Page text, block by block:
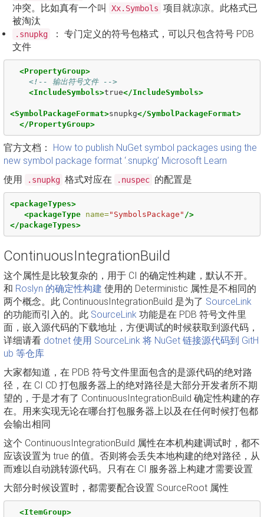
冲突。比如真有一个叫
Xx.Symbols 项目就凉凉。此格式已
被淘汰
.snupkg
： 专门定义的符号包格式，可以只包含符号 PDB
文件
<PropertyGroup>
<!-- 输出符号文件 -->
<IncludeSymbols>true</IncludeSymbols>
<SymbolPackageFormat>snupkg</SymbolPackageFormat>
</PropertyGroup>
官方文档： How to publish NuGet symbol packages using the
new symbol package format ‘.snupkg’ Microsoft Learn
使用
.snupkg 格式对应在 .nuspec 的配置是
<packageTypes>
<packageType
name="SymbolsPackage" />
</packageTypes>
ContinuousIntegrationBuild
这个属性是比较复杂的，用于 CI 的确定性构建，默认不开。
和 Roslyn 的确定性构建 使用的 Deterministic 属性是不相同的
两个概念。此 ContinuousIntegrationBuild 是为了 SourceLink
的功能而引入的。此 SourceLink 功能是在 PDB 符号文件里
面，嵌入源代码的下载地址，方便调试的时候获取到源代码，
详细请看 dotnet 使用 SourceLink 将 NuGet 链接源代码到 GitH
ub 等仓库
大家都知道，在 PDB 符号文件里面包含的是源代码的绝对路
径，在 CI CD 打包服务器上的绝对路径是大部分开发者所不期
望的，于是才有了 ContinuousIntegrationBuild 确定性构建的存
在。用来实现无论在哪台打包服务器上以及在任何时候打包都
会输出相同
这个 ContinuousIntegrationBuild 属性在本机构建调试时，都不
应该设置为 true 的值。否则将会丢失本地构建的绝对路径，从
而难以自动跳转源代码。只有在 CI 服务器上构建才需要设置
大部分时候设置时，都需要配合设置 SourceRoot 属性
<ItemGroup>